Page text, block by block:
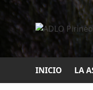
Saltar
contenido
INICIO LA